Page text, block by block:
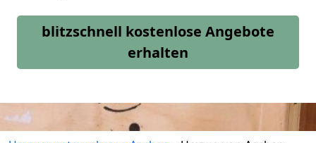
blitzschnell kostenlose Angebote
erhalten